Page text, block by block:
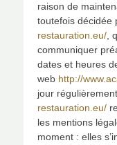
raison de
toutefois décidée
restauration.eu/ ,
communiquer
dates et heures
web http://
jour
restauration.eu/
les mentions
moment : elles